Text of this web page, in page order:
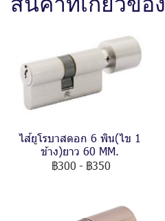
ไส้ยูโรบาสดอก 6 พิน(ไข 1
ข้าง)ยาว 60 MM.
฿300 - ฿350